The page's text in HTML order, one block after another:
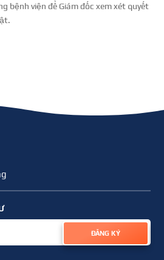
bệnh viện để Giám đốc xem xét quyết
ĐĂNG KÝ